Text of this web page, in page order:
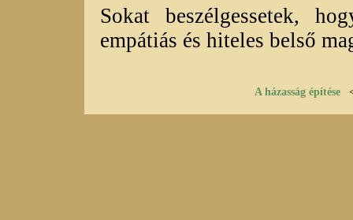
Sokat beszélgessetek,
empátiás és hiteles belső
A házasság építése